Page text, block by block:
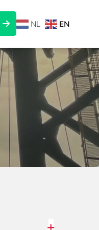
NL EN